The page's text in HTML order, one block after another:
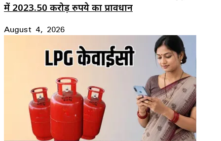
में 2023.50 करोड़ रुपये का प्रावधान
August 4, 2026